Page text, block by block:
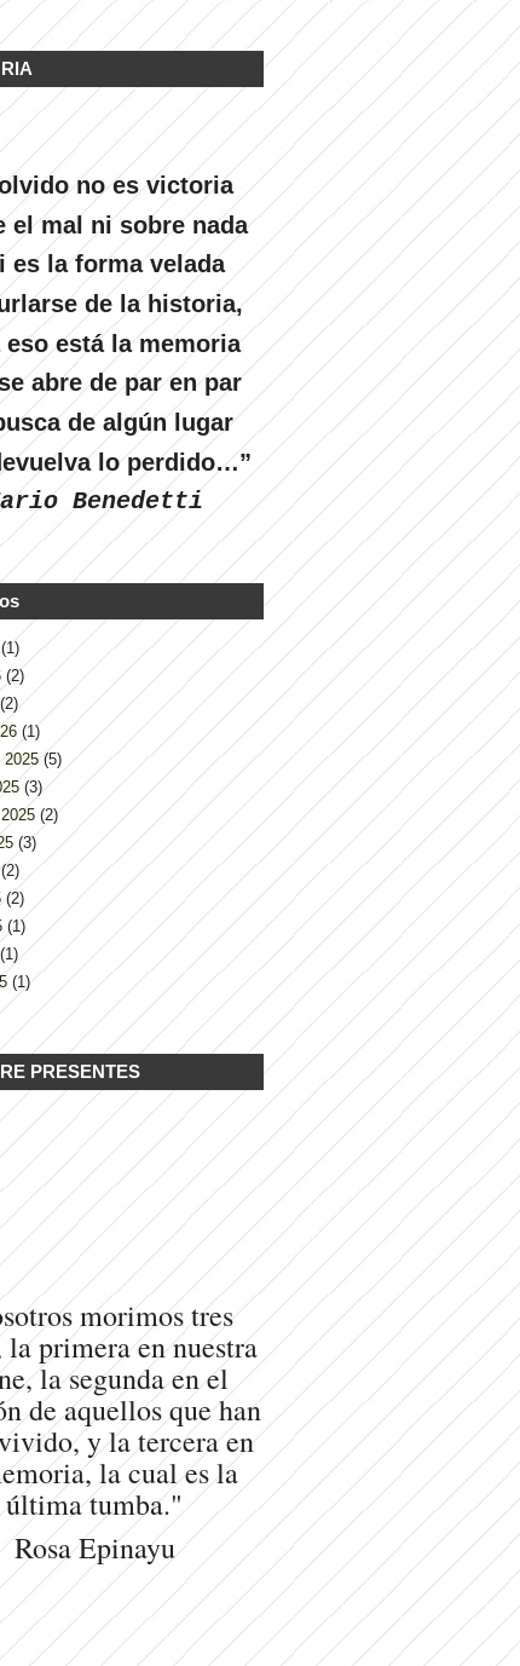
no es victoria
el mal ni sobre nada
es la forma velada
de la historia,
eso está la memoria
abre de par en par
de algún lugar
lo perdido…”
Benedetti
(1)
(2)
(2)
(1)
2025 (5)
(3)
(2)
(3)
(2)
(2)
(1)
(1)
(1)
PRESENTES
morimos tres
la primera en nuestra
la segunda en el
de aquellos que han
y la tercera en
la cual es la
última tumba."
Rosa Epinayu